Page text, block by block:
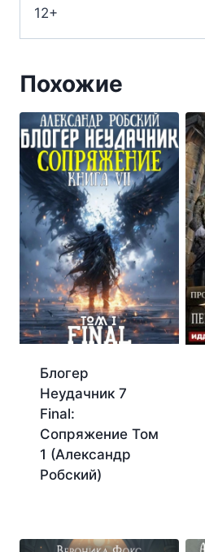
12+
Похожие
Блогер
Неудачник 7
Final:
Сопряжение Том
1 (Александр
Робский)